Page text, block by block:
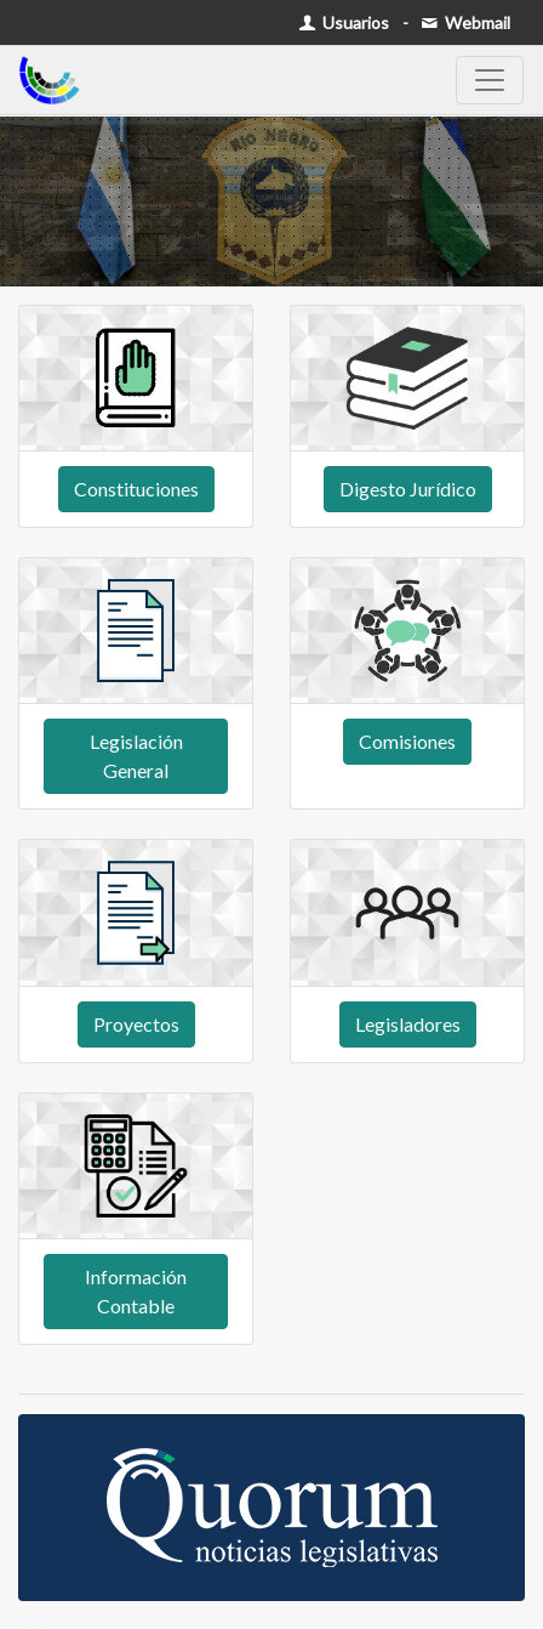
Usuarios - Webmail
Constituciones Digesto Jurídico
Legislación
General
Comisiones
Proyectos Legisladores
Información
Contable